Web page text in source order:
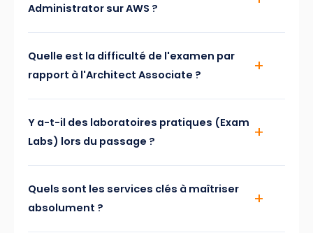
Administrator sur AWS ?
Quelle est la difficulté de l'examen par
rapport à l'Architect Associate ?
Y a-t-il des laboratoires pratiques (Exam
Labs) lors du passage ?
Quels sont les services clés à maîtriser
absolument ?